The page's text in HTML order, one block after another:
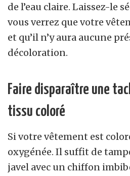
de l’eau claire. Laissez-le
vous verrez que votre
et qu’il n’y aura aucune
décoloration.
Faire disparaître une
tissu coloré
Si votre vêtement est
oxygénée. Il suffit de
javel avec un chiffon